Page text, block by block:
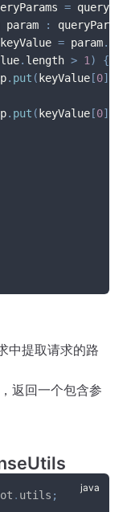
= query
param : queryParams
keyValue = param.
. length > 1 )
{
. put ( keyValue [0]
. put ( keyValue [0]
中提取请求的路
返回一个包含参
. utils ;